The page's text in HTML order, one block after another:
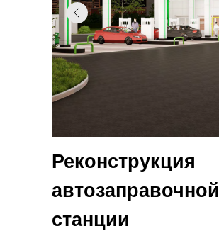
Реконструкция
автозаправочной
станции